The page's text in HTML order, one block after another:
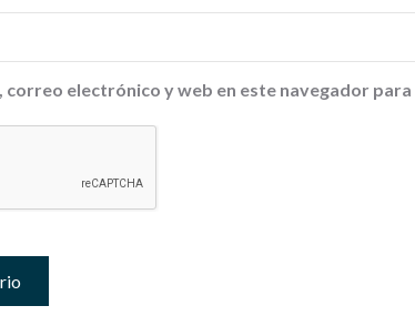
correo electrónico y web en este navegador